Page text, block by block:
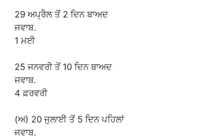
29 ਅਪ੍ਰੈਲ ਤੋਂ 2 ਦਿਨ ਬਾਅਦ
ਜਵਾਬ.
1 ਮਈ
25 ਜਨਵਰੀ ਤੋਂ 10 ਦਿਨ ਬਾਅਦ
ਜਵਾਬ.
4 ਫ਼ਰਵਰੀ
(ਅ) 20 ਜੁਲਾਈ ਤੋਂ 5 ਦਿਨ ਪਹਿਲਾਂ
ਜਵਾਬ.